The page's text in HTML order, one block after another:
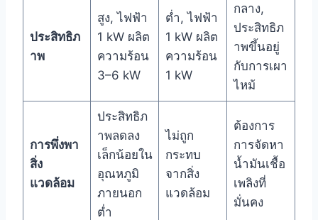
ประสิทธิภ
าพ
สูง, ไฟฟ้า
1 kW ผลิต
ความร้อน
3–6 kW
ต่ำ, ไฟฟ้า
1 kW ผลิต
ความร้อน
1 kW
กลาง,
ประสิทธิภ
าพขึ้นอยู่
กับการเผา
ไหม้
การพึ่งพา
สิ่ง
แวดล้อม
ประสิทธิภ
าพลดลง
เล็กน้อยใน
อุณหภูมิ
ภายนอก
ต่ำ
ไม่ถูก
กระทบ
จากสิ่ง
แวดล้อม
ต้องการ
การจัดหา
น้ำมันเชื้อ
เพลิงที่
มั่นคง